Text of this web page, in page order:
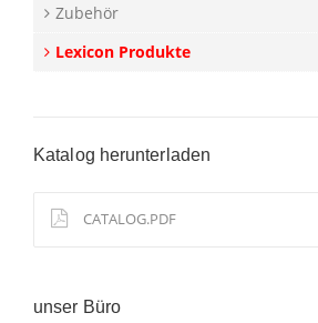
Zubehör
Lexicon Produkte
Katalog herunterladen
CATALOG.PDF
unser Büro